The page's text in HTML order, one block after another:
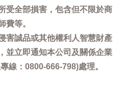
受全部損害，包含但不限於商
費等。
害誠品或其他權利人智慧財產
並立即通知本公司及關係企業
線：0800-666-798)處理。